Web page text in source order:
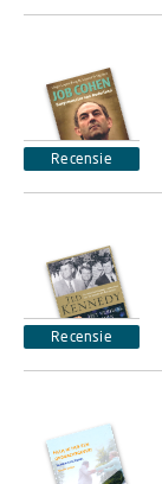
Recensie
Recensie